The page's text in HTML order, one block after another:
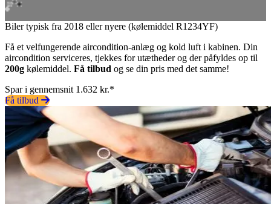
Biler typisk fra 2018 eller nyere (kølemiddel R1234YF)
Få et velfungerende aircondition-anlæg og kold luft i kabinen. Din
aircondition serviceres, tjekkes for utætheder og der påfyldes op til
200g kølemiddel. Få tilbud og se din pris med det samme!
Spar i gennemsnit 1.632 kr.*
Få tilbud